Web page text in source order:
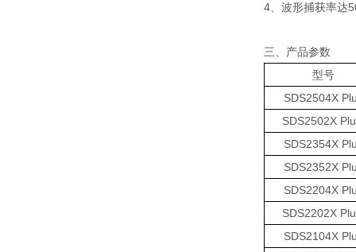
4、波形捕获率达
三、产品参数
型号
SDS2504X
SDS2502X
SDS2354X
SDS2352X
SDS2204X
SDS2202X
SDS2104X